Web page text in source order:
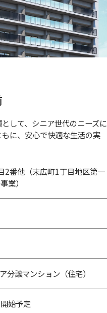
して、シニア世代のニーズに
に、安心で快適な生活の実
2番他（末広町1丁目地区第一
業）
分譲マンション（住宅）
始予定